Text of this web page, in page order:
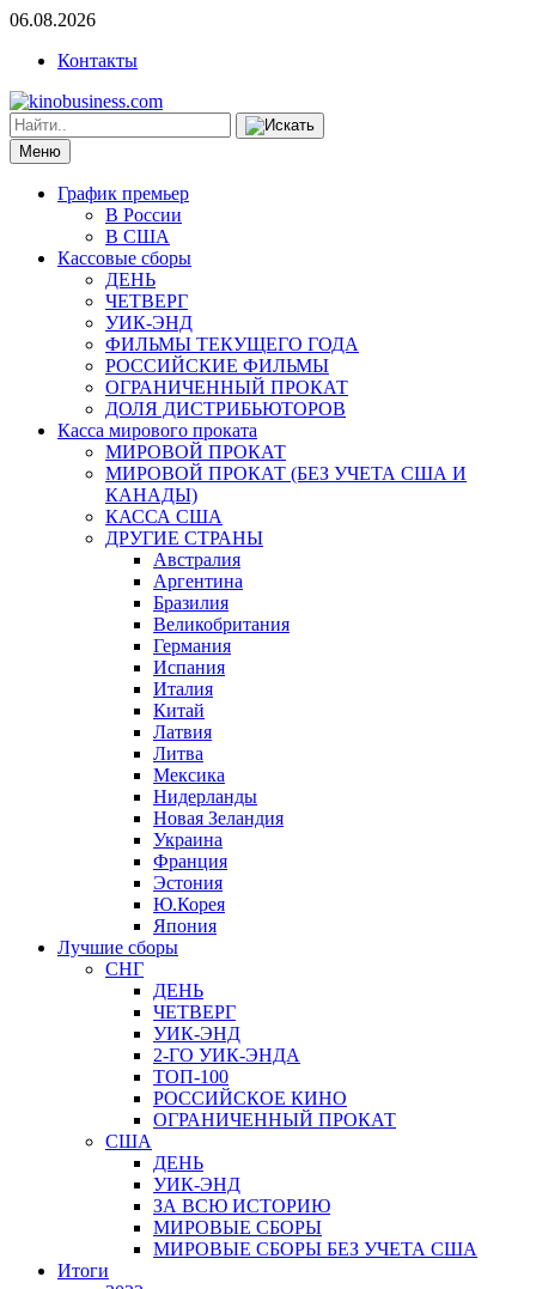
06.08.2026
Контакты
Меню
График премьер
В России
В США
Кассовые сборы
ДЕНЬ
ЧЕТВЕРГ
УИК-ЭНД
ФИЛЬМЫ ТЕКУЩЕГО ГОДА
РОССИЙСКИЕ ФИЛЬМЫ
ОГРАНИЧЕННЫЙ ПРОКАТ
ДОЛЯ ДИСТРИБЬЮТОРОВ
Касса мирового проката
МИРОВОЙ ПРОКАТ
МИРОВОЙ ПРОКАТ (БЕЗ УЧЕТА США И
КАНАДЫ)
КАССА США
ДРУГИЕ СТРАНЫ
Австралия
Аргентина
Бразилия
Великобритания
Германия
Испания
Италия
Китай
Латвия
Литва
Мексика
Нидерланды
Новая Зеландия
Украина
Франция
Эстония
Ю.Корея
Япония
Лучшие сборы
СНГ
ДЕНЬ
ЧЕТВЕРГ
УИК-ЭНД
2-ГО УИК-ЭНДА
ТОП-100
РОССИЙСКОЕ КИНО
ОГРАНИЧЕННЫЙ ПРОКАТ
США
ДЕНЬ
УИК-ЭНД
ЗА ВСЮ ИСТОРИЮ
МИРОВЫЕ СБОРЫ
МИРОВЫЕ СБОРЫ БЕЗ УЧЕТА США
Итоги